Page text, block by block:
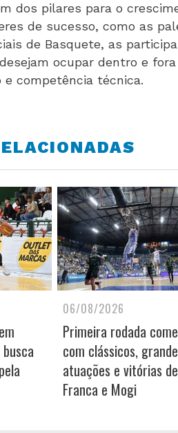
dos pilares para o
de sucesso, como as
de Basquete, as
ocupar dentro e
competência técnica.
06/08/2026
Primeira rodada
com clássicos,
atuações e vitórias de
Franca e Mogi